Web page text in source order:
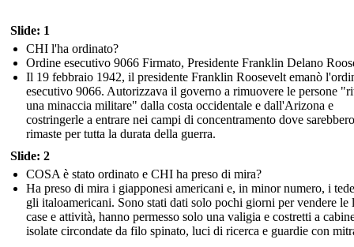
Slide: 1
CHI l'ha ordinato?
Ordine esecutivo 9066 Firmato, Presidente Franklin Delano
Il 19 febbraio 1942, il presidente Franklin Roosevelt emanò
esecutivo 9066. Autorizzava il governo a rimuovere le persone
una minaccia militare" dalla costa occidentale e dall'Arizona e
costringerle a entrare nei campi di concentramento dove sarebbero
rimaste per tutta la durata della guerra.
Slide: 2
COSA è stato ordinato e CHI ha preso di mira?
Ha preso di mira i giapponesi americani e, in minor numero, i
gli italoamericani. Sono stati dati solo pochi giorni per vendere le
case e attività, hanno permesso solo una valigia e costretti a
isolate circondate da filo spinato, luci di ricerca e guardie con